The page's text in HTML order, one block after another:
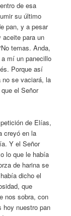
de esa
su último
pan, y a pesar
aceite para un
temas. Anda,
mí un panecillo
Porque así
no se vaciará, la
el Señor
de Elías,
creyó en la
Y el Señor
lo que le había
de harina se
dicho el
que
nos sobra, con
hoy nuestro pan